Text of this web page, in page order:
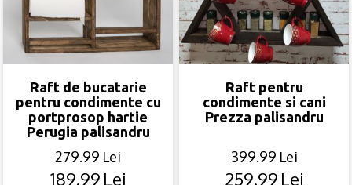
Raft de bucatarie
pentru condimente cu
portprosop hartie
Perugia palisandru
279.99 Lei
Original
189.99 Lei
Current
Raft pentru
condimente si cani
Prezza palisandru
399.99 Lei
Original
259.99 Lei
Current